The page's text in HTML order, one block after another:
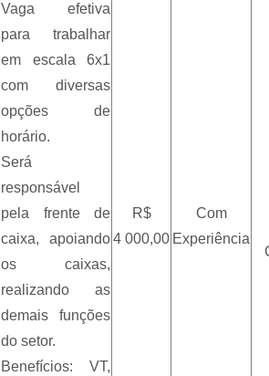
Vaga efetiva
para trabalhar
em escala 6x1
com diversas
opções de
horário.
Será
responsável
pela frente de
caixa, apoiando
os caixas,
realizando as
demais funções
do setor.
Benefícios: VT,
R$
4 000,00
Com
Experiência